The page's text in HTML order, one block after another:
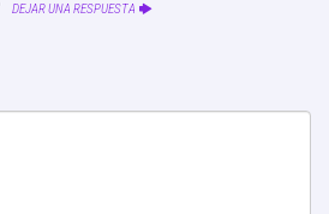
DEJAR UNA RESPUESTA